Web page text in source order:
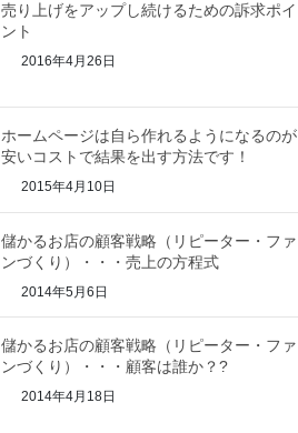
売り上げをアップし続けるための訴求ポイ
ント
2016年4月26日
ホームページは自ら作れるようになるのが
安いコストで結果を出す方法です！
2015年4月10日
儲かるお店の顧客戦略（リピーター・ファ
ンづくり）・・・売上の方程式
2014年5月6日
儲かるお店の顧客戦略（リピーター・ファ
ンづくり）・・・顧客は誰か？?
2014年4月18日